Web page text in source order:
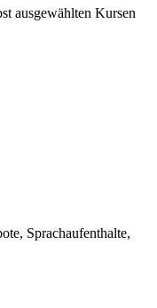
ausgewählten Kursen
Sprachaufenthalte,